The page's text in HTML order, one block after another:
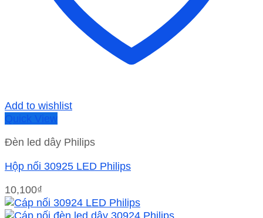
Add to wishlist
Quick View
Đèn led dây Philips
Hộp nối 30925 LED Philips
10,100₫